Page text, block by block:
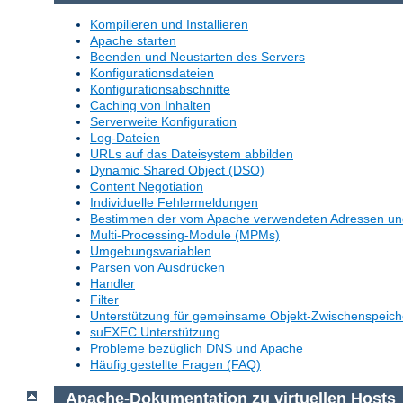
Kompilieren und Installieren
Apache starten
Beenden und Neustarten des Servers
Konfigurationsdateien
Konfigurationsabschnitte
Caching von Inhalten
Serverweite Konfiguration
Log-Dateien
URLs auf das Dateisystem abbilden
Dynamic Shared Object (DSO)
Content Negotiation
Individuelle Fehlermeldungen
Bestimmen der vom Apache verwendeten Adressen
Multi-Processing-Module (MPMs)
Umgebungsvariablen
Parsen von Ausdrücken
Handler
Filter
Unterstützung für gemeinsame Objekt-
suEXEC Unterstützung
Probleme bezüglich DNS und Apache
Häufig gestellte Fragen (FAQ)
Apache-Dokumentation zu virtuellen Hosts